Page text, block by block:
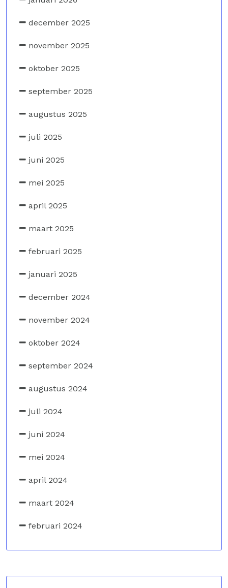
december 2025
november 2025
oktober 2025
september 2025
augustus 2025
juli 2025
juni 2025
mei 2025
april 2025
maart 2025
februari 2025
januari 2025
december 2024
november 2024
oktober 2024
september 2024
augustus 2024
juli 2024
juni 2024
mei 2024
april 2024
maart 2024
februari 2024